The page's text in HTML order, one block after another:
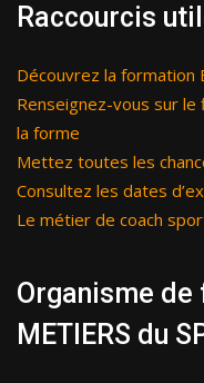
Raccourcis
Découvrez la formation
Renseignez-vous sur le
la forme
Mettez toutes les
Consultez les dates
Le métier de coach
Organisme
METIERS du